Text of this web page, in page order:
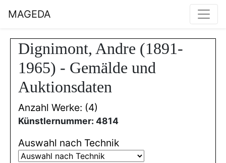
MAGEDA
Dignimont, Andre (1891-
1965) - Gemälde und
Auktionsdaten
Anzahl Werke: (4)
Künstlernummer: 4814
Auswahl nach Technik